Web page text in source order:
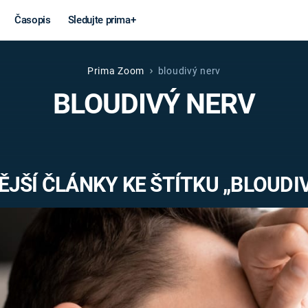
Časopis Sledujte prima+
Věda a
technika
MARS
Války
VÁLEČNÉ
Záhady a
Prima Zoom bloudivý nerv
BLOUDIVÝ NERV
ČLÁNKY KE ŠTÍTKU